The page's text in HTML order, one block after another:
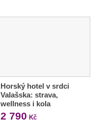
Horský hotel v srdci
Valašska: strava,
wellness i kola
2 790 Kč